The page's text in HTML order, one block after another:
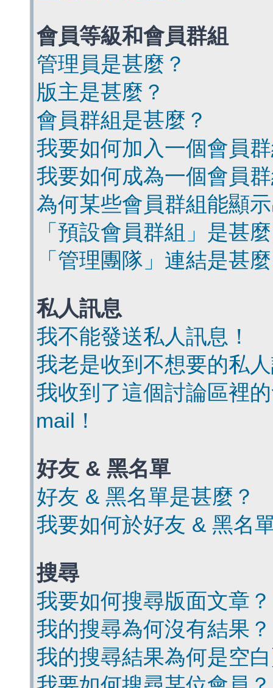
會員等級和會員群組
管理員是甚麼？
版主是甚麼？
會員群組是甚麼？
我要如何加入一個會員
我要如何成為一個會員
為何某些會員群組能顯
「預設會員群組」是甚
「管理團隊」連結是甚
私人訊息
我不能發送私人訊息！
我老是收到不想要的私
我收到了這個討論區裡
mail！
好友 & 黑名單
好友 & 黑名單是甚麼？
我要如何於好友 & 黑名
搜尋
我要如何搜尋版面文章？
我的搜尋為何沒有結果？
我的搜尋結果為何是空